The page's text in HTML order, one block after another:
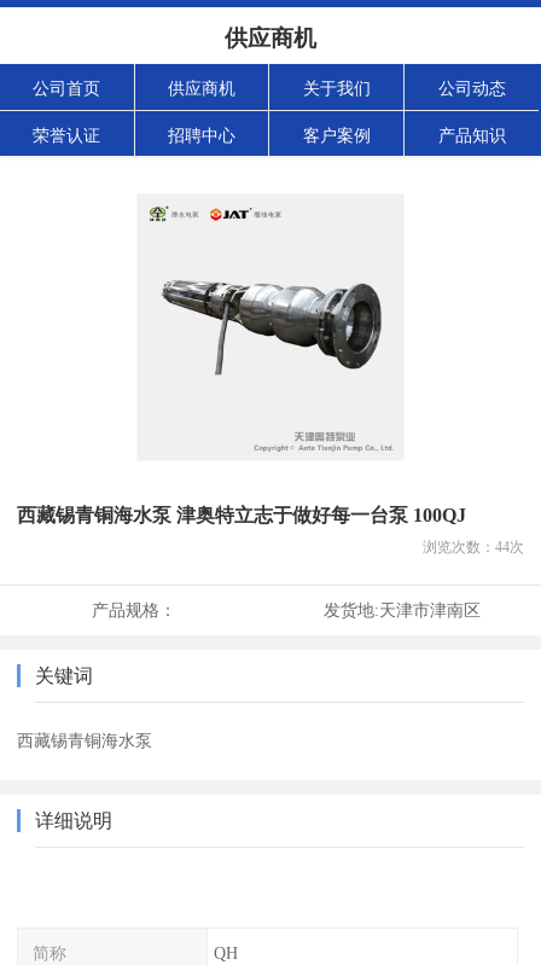
供应商机
公司首页 供应商机 关于我们 公司动态
荣誉认证 招聘中心 客户案例 产品知识
西藏锡青铜海水泵 津奥特立志于做好每一台泵 100QJ
浏览次数： 44次
产品规格： 发货地:天津市津南区
关键词
西藏锡青铜海水泵
详细说明
简称 QH